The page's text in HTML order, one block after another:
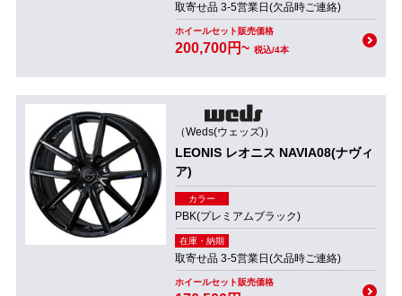
取寄せ品 3-5営業日(欠品時ご連絡)
ホイールセット販売価格
200,700円~ 税込/4本
（Weds(ウェッズ)）
LEONIS レオニス NAVIA08(ナヴィ
ア)
カラー
PBK(プレミアムブラック)
在庫・納期
取寄せ品 3-5営業日(欠品時ご連絡)
ホイールセット販売価格